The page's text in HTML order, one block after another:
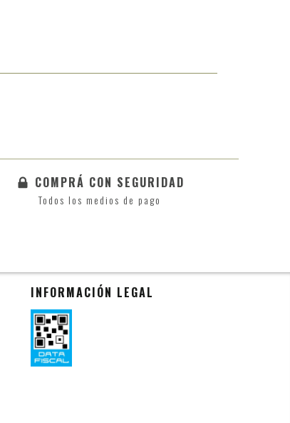
COMPRÁ CON SEGURIDAD
Todos los medios de pago
INFORMACIÓN LEGAL